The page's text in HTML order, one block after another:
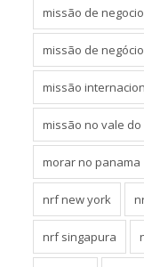
missão de
missão de
missão
missão no vale do
morar no panama
nrf new york
nrf singapura